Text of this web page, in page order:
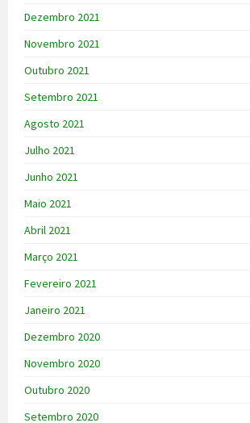
Dezembro 2021
Novembro 2021
Outubro 2021
Setembro 2021
Agosto 2021
Julho 2021
Junho 2021
Maio 2021
Abril 2021
Março 2021
Fevereiro 2021
Janeiro 2021
Dezembro 2020
Novembro 2020
Outubro 2020
Setembro 2020